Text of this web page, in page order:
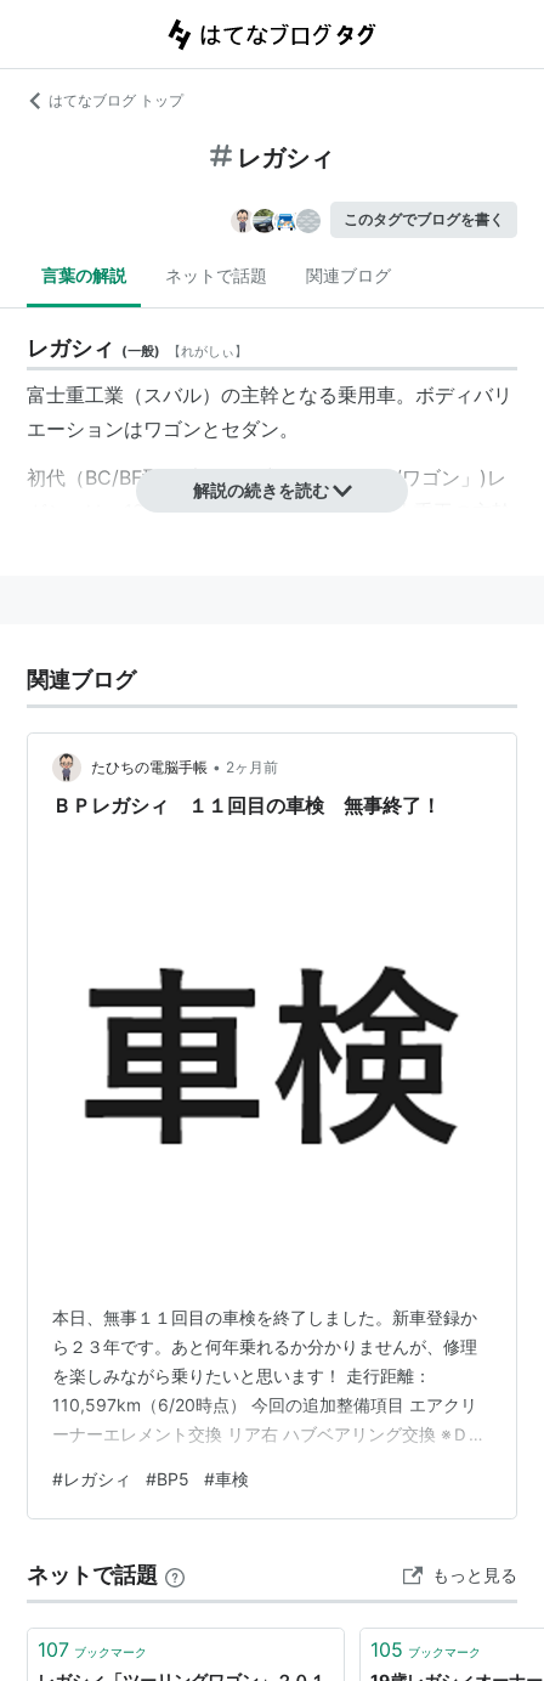
はてなブログ トップ
レガシィ
このタグでブログを書く
言葉の解説 ネットで話題 関連ブログ
レガシィ (一般) 【れがしぃ】
富士重工業（スバル）の主幹となる乗用車。ボディバリ
エーションはワゴンとセダン。
初代（BC/BF型。以下、型式名は「セダン/ワゴン」)レ
ガシィは、1989年1月23日*1、それまで富士重工の主幹
のある車種の多くで同じ形の商用バンも販売していてい
たことも影響し、概して不人気車種だった。しかし、メ
ルセデスやボルボのステーションワゴンはバブル経済と
相まって飛ぶように売れていた。これらの車種には商用
バンの設定が（当然と言えば当然だが）なかったからで
別化を図った。また、エンジン、サスペンション等、ほ
とんどの部品をレオーネからの引継ぎではなく、ゼロか
ら作り直した。その結果、当時のスキーブームやSUV車
ブームとの相乗効果もありレガシィは大当たりした。ま
た、「水平対向エンジン+4WD」という独自の機構にタ
にも影響を与え、他社からも同様の車が発売されること
となった。云わば国産車に於けるステーションワゴンの
草分け的存在と言えるだろう。また、セダン(BC型)はス
バルのブランドをより広めることを目的として、WRC
のWRC優勝を果たし、有終の美を飾ることとなった。
二代目（BD/BG型）はオリビエ・ブーレイ氏がデザイン
解説の続きを読む
関連ブログ
たひちの電脳手帳 • 2ヶ月前
ＢＰレガシィ １１回目の車検 無事終了！
本日、無事１１回目の車検を終了しました。新車登録か
ら２３年です。あと何年乗れるか分かりませんが、修理
を楽しみながら乗りたいと思います！ 走行距離：
110,597km（6/20時点） 今回の追加整備項目 エアクリ
ーナーエレメント交換 リア右 ハブベアリング交換 ※ＤＩ
ラインの固着が酷すぎてハブプーラーが壊れたため断念
しました。今回はディーラーさんにお願いしました。感
#レガシィ #BP5 #車検
ネットで話題 もっと見る
107 ブックマーク 105 ブックマーク